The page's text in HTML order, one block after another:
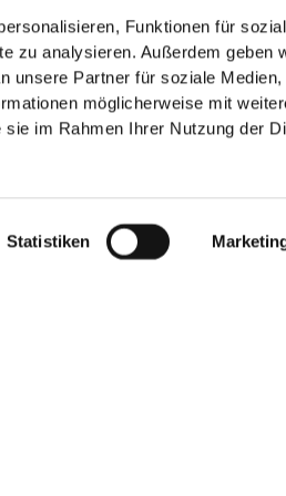
Funktionen für
zu analysieren. Außerdem geben
unsere Partner für soziale Medien,
möglicherweise mit
im Rahmen Ihrer Nutzung der
Statistiken
& Schlaf
& Prostata
sie
& Venen
Über
AGBs